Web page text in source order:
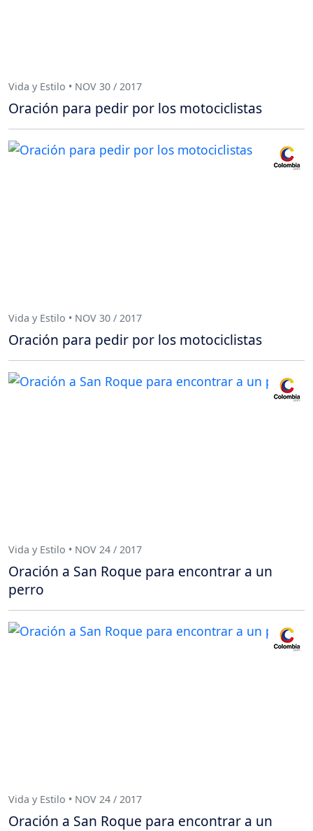
Vida y Estilo • NOV 30 / 2017
Oración para pedir por los motociclistas
Vida y Estilo • NOV 30 / 2017
Oración para pedir por los motociclistas
Vida y Estilo • NOV 24 / 2017
Oración a San Roque para encontrar a un
perro
Vida y Estilo • NOV 24 / 2017
Oración a San Roque para encontrar a un